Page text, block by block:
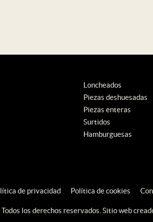
Loncheados
Piezas deshuesadas
Piezas enteras
Surtidos
Hamburguesas
de privacidad Política de cookies
los derechos reservados. Sitio web